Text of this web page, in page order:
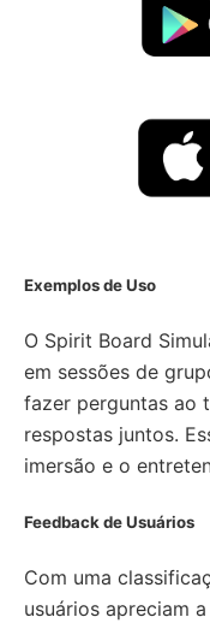
Exemplos de Uso
O Spirit Board
em sessões de
fazer perguntas ao
respostas juntos.
imersão e o
Feedback de Usuários
Com uma
usuários apreciam